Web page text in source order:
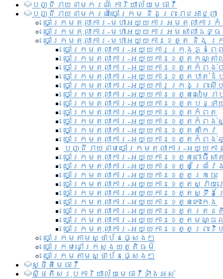
បញ្ជី​រាយ​នាមករណ៍ ការិយាល័យ​មេធាវី​
បញ្ជី​រាយ​នាមករណ៍​ចៅក្រម និងព្រះរាជអាជ្ញា
ចៅក្រមតុលាការ-មហាអយ្យការអមតុលាការ
ចៅក្រមតុលាការ-មហាអយ្យការអមសាលាឧទ្
ចៅក្រមតុលាការ-មហាអយ្យការខេត្ត និង ក្
ចៅក្រមតុលាការ-អយ្យការក្រុងភ្នំពេ
ចៅក្រមតុលាការ-អយ្យការខេត្តកណ្តា
ចៅក្រមតុលាការ-អយ្យការខេត្តកំពង់ច
ចៅក្រមតុលាការ-អយ្យការខេត្តបាត់ដំ
ចៅក្រមតុលាការ-អយ្យការ​ក្រុងព្រះសី
ចៅក្រមតុលាការ-អយ្យការខេត្តសៀមរា
ចៅក្រមតុលាការ-អយ្យការខេត្តបន្ទា
ចៅក្រមតុលាការ-អយ្យការខេត្តកំពត
ចៅក្រមតុលាការ-អយ្យការខេត្តកំពង់
ចៅក្រមតុលាការ-អយ្យការខេត្តតាកែវ
ចៅក្រមតុលាការ-អយ្យការខេត្តកំពង់
បញ្ជីរាយនាមចៅក្រមតុលាការ-អយ្យក
ចៅក្រមតុលាការ-អយ្យការខេត្តពោធិ៍សា
ចៅក្រមតុលាការ-អយ្យការខេត្តព្រៃវែ
ចៅក្រមតុលាការ-អយ្យការខេត្តក្រចេះ
ចៅក្រមតុលាការ-អយ្យការខេត្តស្វាយ
ចៅក្រមតុលាការ-អយ្យការខេត្តស្ទឹង
ចៅក្រមតុលាការ-អយ្យការខេត្តកោះកុង
ចៅក្រមតុលាការ-អយ្យការខេត្តរតន
ចៅក្រមតុលាការ-អយ្យការខេត្តមណ្
ចៅក្រមតុលាការ-អយ្យការខេត្តព្រះវិហ
ចៅក្រមតាមស្ថាប័នផ្សេងៗ
ចៅក្រមនៅក្រសួងយុត្តិធម៌
ចៅក្រមតាមស្ថាប័នផ្សេងៗ
ស្ថិតិមេធាវី
សិ្ថតិសរុបការិយាល័យមេធាវីទាំងអស់​